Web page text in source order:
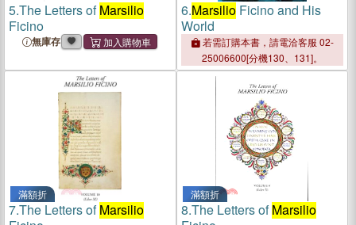
5.The Letters ofMarsilio
Ficino
無庫存
6.MarsilioFicino and His
World
若需訂購本書，請電洽客服 02-
25006600[分機130、131]。
滿額折
7.The Letters ofMarsilio
滿額折
8.The Letters ofMarsilio